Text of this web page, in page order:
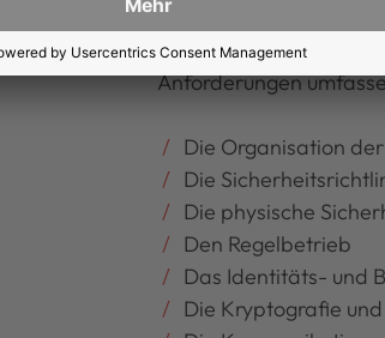
vertrauenswürdiger
Verarbeitung sensibler
Anforderungen
Die Organisation
Die
Die physische
Den Regelbetrieb
Das Identitäts- und
Die Kryptografie